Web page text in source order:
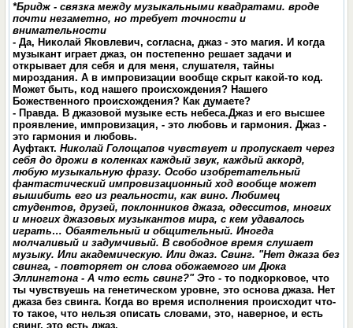
*Бридж - связка между музыкальными квадратами. вроде
почти незаметно, но требует точности и
внимательности
-Да, Николай Яковлевич, согласна, джаз - это магия. И когда
музыкант играет джаз, он постепенно решает задачи и
открывает для себя и для меня, слушателя, тайны
мироздания. А в импровизации вообще скрыт какой-то код.
Может быть, код нашего происхождения? Нашего
Божественного происхождения? Как думаете?
- Правда. В джазовой музыке есть небеса.Джаз и его высшее
проявление, импровизация, - это любовь и гармония. Джаз -
это гармония и любовь.
Ауфтакт.Николай Голощапов чувствует и пропускает через
себя до дрожи в коленках каждый звук, каждый аккорд,
любую музыкальную фразу. Особо изобретательный
фантастический импровизационный ход вообще может
вышибить его из реальности, как вино. Любимец
студентов, друзей, поклонников джаза, одесситов, многих
и многих джазовых музыкантов мира, с кем удавалось
играть… Обаятельный и общительный. Иногда
молчаливый и задумчивый. В свободное время слушает
музыку. Или академическую. Или джаз. Свинг. "Нет джаза без
свинга, - повторяет он слова обожаемого им Дюка
Эллингтона - А что есть свинг?" Это - то подкорковое, что
ты чувствуешь на генетическом уровне, это основа джаза. Нет
джаза без свинга. Когда во время исполнения происходит что-
то такое, что нельзя описать словами, это, наверное, и есть
свинг, это есть джаз.